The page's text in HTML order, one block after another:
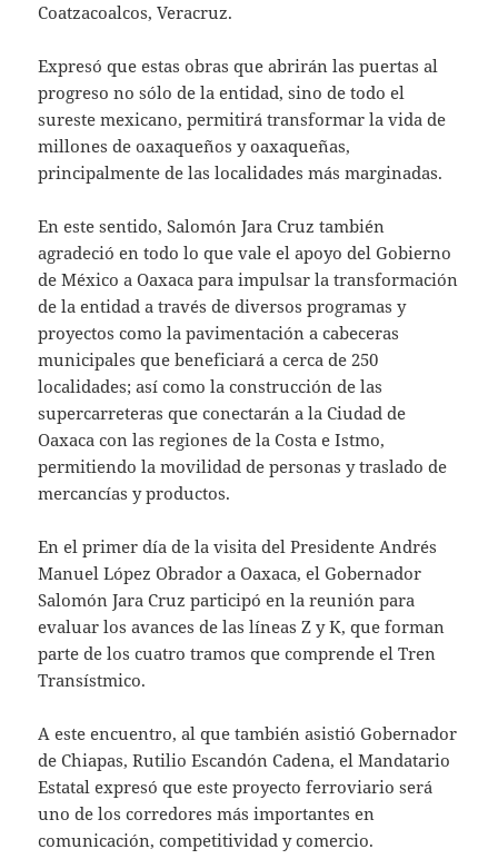
Coatzacoalcos, Veracruz.
Expresó que estas obras que abrirán las puertas al
progreso no sólo de la entidad, sino de todo el
sureste mexicano, permitirá transformar la vida de
millones de oaxaqueños y oaxaqueñas,
principalmente de las localidades más marginadas.
En este sentido, Salomón Jara Cruz también
agradeció en todo lo que vale el apoyo del Gobierno
de México a Oaxaca para impulsar la transformación
de la entidad a través de diversos programas y
proyectos como la pavimentación a cabeceras
municipales que beneficiará a cerca de 250
localidades; así como la construcción de las
supercarreteras que conectarán a la Ciudad de
Oaxaca con las regiones de la Costa e Istmo,
permitiendo la movilidad de personas y traslado de
mercancías y productos.
En el primer día de la visita del Presidente Andrés
Manuel López Obrador a Oaxaca, el Gobernador
Salomón Jara Cruz participó en la reunión para
evaluar los avances de las líneas Z y K, que forman
parte de los cuatro tramos que comprende el Tren
Transístmico.
A este encuentro, al que también asistió Gobernador
de Chiapas, Rutilio Escandón Cadena, el Mandatario
Estatal expresó que este proyecto ferroviario será
uno de los corredores más importantes en
comunicación, competitividad y comercio.